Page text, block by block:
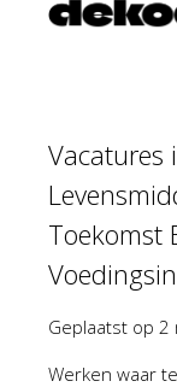
Vacatures
Toekomst
Geplaatst op 2
Werken waar